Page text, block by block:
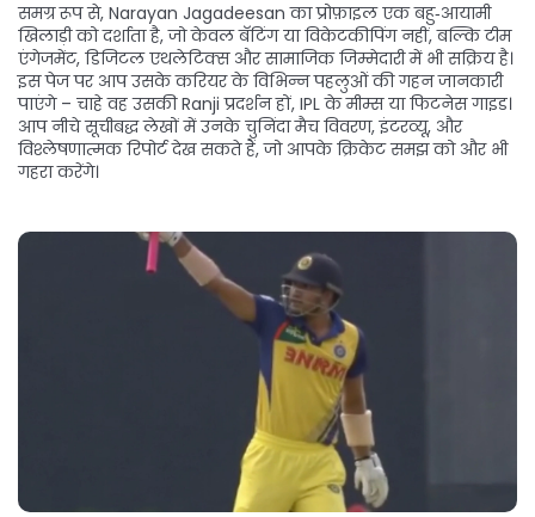
समग्र रूप से, Narayan Jagadeesan का प्रोफ़ाइल एक बहु‑आयामी
खिलाड़ी को दर्शाता है, जो केवल बॅटिंग या विकेटकीपिंग नहीं, बल्कि टीम
एंगेजमेंट, डिजिटल एथलेटिक्स और सामाजिक जिम्मेदारी में भी सक्रिय है।
इस पेज पर आप उसके करियर के विभिन्न पहलुओं की गहन जानकारी
पाएंगे – चाहे वह उसकी Ranji प्रदर्शन हों, IPL के मीम्स या फिटनेस गाइड।
आप नीचे सूचीबद्ध लेखों में उनके चुनिंदा मैच विवरण, इंटरव्यू, और
विश्लेषणात्मक रिपोर्ट देख सकते हैं, जो आपके क्रिकेट समझ को और भी
गहरा करेंगे।